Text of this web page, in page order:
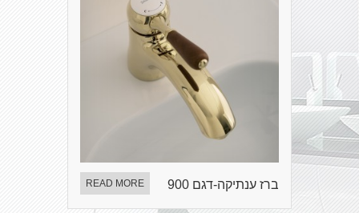
ברז ענתיקה-דגם 900 READ MORE